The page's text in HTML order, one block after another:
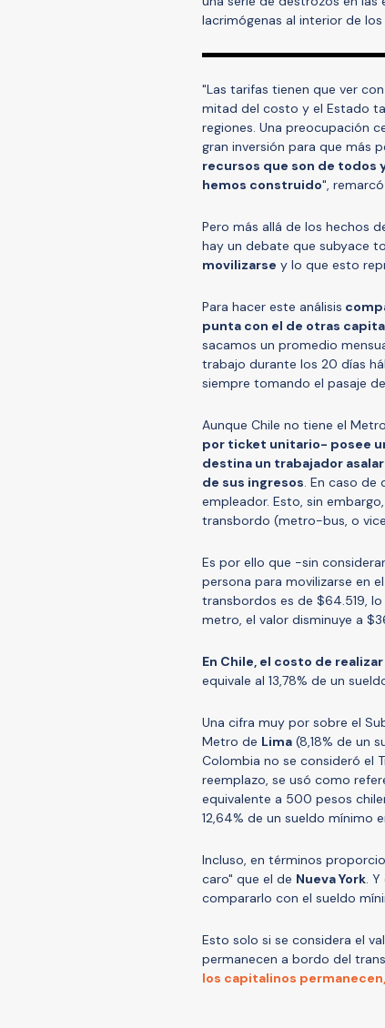
lacrimógenas al interior de los
"Las tarifas tienen que ver
mitad del costo y el Estado
regiones. Una preocupación
gran inversión para que más
recursos que son de todos
hemos construido",
Pero más allá de los hechos
hay un debate que subyace
movilizarse y lo que esto
Para hacer este análisis
punta con el de otras
sacamos un promedio
trabajo durante los 20 días
siempre tomando el pasaje
Aunque Chile no tiene el
por ticket unitario- posee
destina un trabajador
de sus ingresos. En caso de
empleador. Esto, sin
transbordo (metro-bus, o
Es por ello que -sin
persona para movilizarse en
transbordos es de $64.519,
metro, el valor disminuye a
En Chile, el costo de
equivale al 13,78% de un
Una cifra muy por sobre el
Metro de Lima (8,18% de un
Colombia no se consideró el
reemplazo, se usó como
equivalente a 500 pesos
12,64% de un sueldo mínimo
Incluso, en términos
caro" que el de Nueva York.
compararlo con el sueldo
Esto solo si se considera el
permanecen a bordo del
los capitalinos